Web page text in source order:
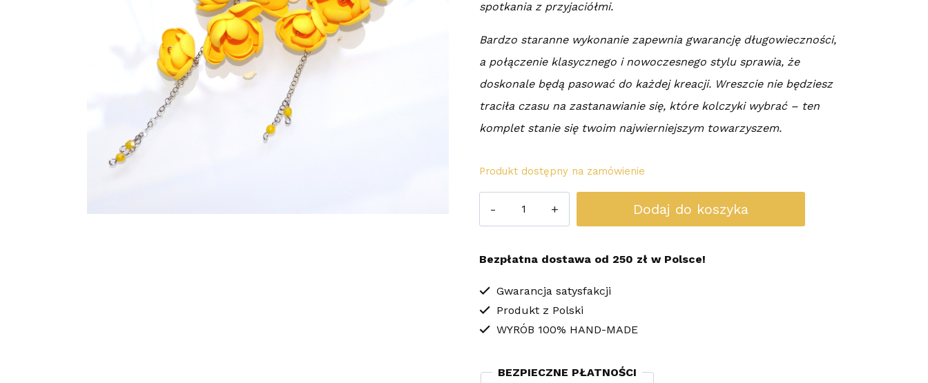
spotkania z przyjaciółmi.
Bardzo staranne wykonanie zapewnia gwarancję długowieczności,
a połączenie klasycznego i nowoczesnego stylu sprawia, że
doskonale będą pasować do każdej kreacji. Wreszcie nie będziesz
traciła czasu na zastanawianie się, które kolczyki wybrać – ten
komplet stanie się twoim najwierniejszym towarzyszem.
Produkt dostępny na zamówienie
Kolczyki
Flowers
Dodaj do koszyka
Bezpłatna dostawa od 250 zł w Polsce!
Gwarancja satysfakcji
Produkt z Polski
WYRÓB 100% HAND-MADE
BEZPIECZNE PŁATNOŚCI